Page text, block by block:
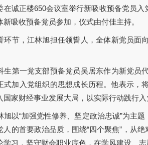
在诚正楼650会议室举行新吸收预备党员
新吸收预备党员参加，仪式由付佳主持。
环节，江林旭担任领誓人，全体新党员面
生第一党支部预备党员吴居东作为新党员
式加入党组织的思想成长历程。他表示，
国家财经事业发展大局，以实际行动践行入
旭以“加强党性修养、坚定政治忠诚”为主
人的首要政治品质，围绕“四个聚焦”，从
学习，坚守财会职业底色，在学风建设、